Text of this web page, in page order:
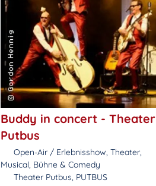
Buddy in concert - Theater
Putbus
Open-Air / Erlebnisshow, Theater,
Musical, Bühne & Comedy
Theater Putbus, PUTBUS